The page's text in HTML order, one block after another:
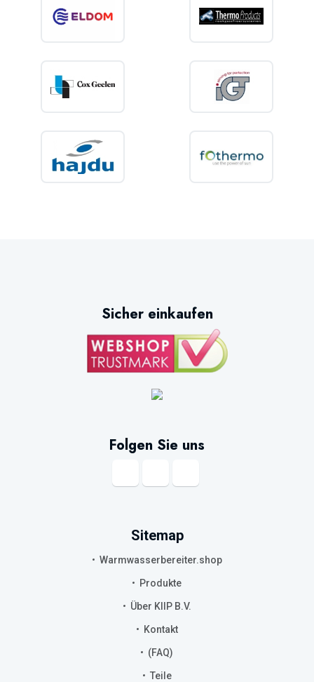
Sicher einkaufen
Folgen Sie uns
Sitemap
Warmwasserbereiter.shop
Produkte
Über KIIP B.V.
Kontakt
(FAQ)
Teile